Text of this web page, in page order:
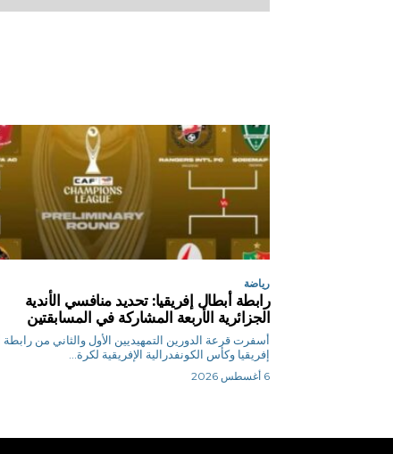
رياضة
رابطة أبطال إفريقيا: تحديد منافسي الأندية
الجزائرية الأربعة المشاركة في المسابقتين
أسفرت قرعة الدورين التمهيديين الأول والثاني من رابطة
إفريقيا وكأس الكونفدرالية الإفريقية لكرة...
6 أغسطس 2026